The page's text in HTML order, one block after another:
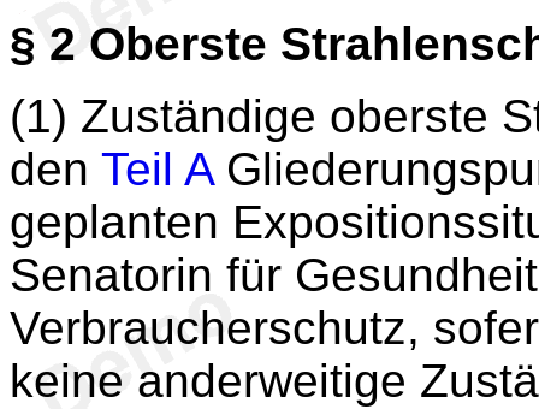
§ 2 Oberste
(1) Zuständige oberste
den Teil A
geplanten
Senatorin für
Verbraucherschutz,
keine anderweitige